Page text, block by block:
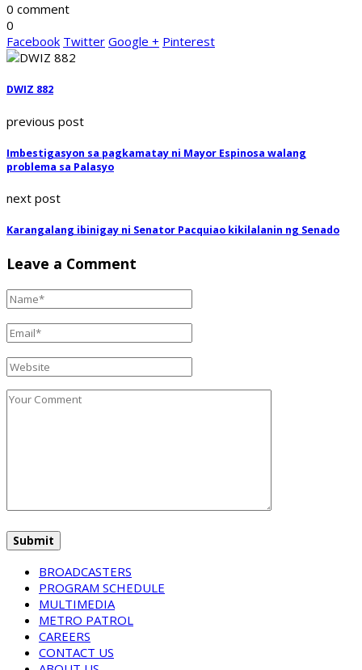
0 comment
0
Facebook Twitter Google + Pinterest
DWIZ 882
previous post
Imbestigasyon sa pagkamatay ni Mayor Espinosa walang
problema sa Palasyo
next post
Karangalang ibinigay ni Senator Pacquiao kikilalanin ng Senado
Leave a Comment
BROADCASTERS
PROGRAM SCHEDULE
MULTIMEDIA
METRO PATROL
CAREERS
CONTACT US